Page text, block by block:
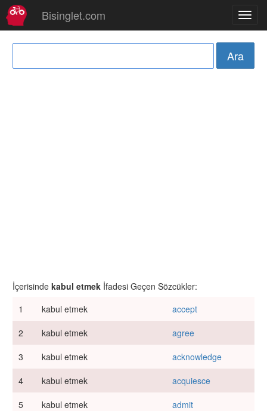
Bisinglet.com
İçerisinde kabul etmek İfadesi Geçen Sözcükler:
1
kabul etmek
accept
2
kabul etmek
agree
3
kabul etmek
acknowledge
4
kabul etmek
acquiesce
5
kabul etmek
admit